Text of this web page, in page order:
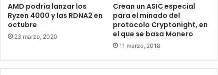
capaz de presentar una competencia real contra las
soluciones Pascal de NVIDIA. Ahora bien, este movimiento
de NVIDIA de lanzar soluciones solo destinadas al
segmento profesional basado en Volta, nos hace pensar
que han modificado su estructura de productos y NVIDIA
AMD podría lanzar los
Ryzen 4000 y las RDNA2 en
octubre
23 marzo, 2020
Crean un ASIC especial
para el minado del
protocolo Cryptonight, en
el que se basa Monero
11 marzo, 2018